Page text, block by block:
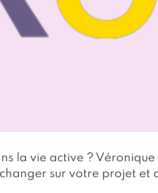
la vie active ?
sur votre projet